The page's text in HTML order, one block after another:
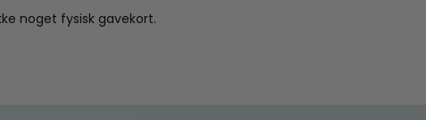
noget fysisk gavekort.